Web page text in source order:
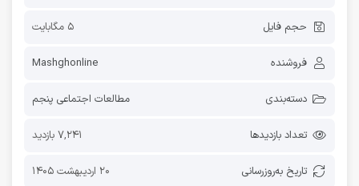
حجم فایل 5 مگابایت
فروشنده Mashghonline
دسته‌بندی مطالعات اجتماعی پنجم
تعداد بازدیدها 7,241 بازدید
تاریخ به‌روز‌رسانی 20 اردیبهشت 1405